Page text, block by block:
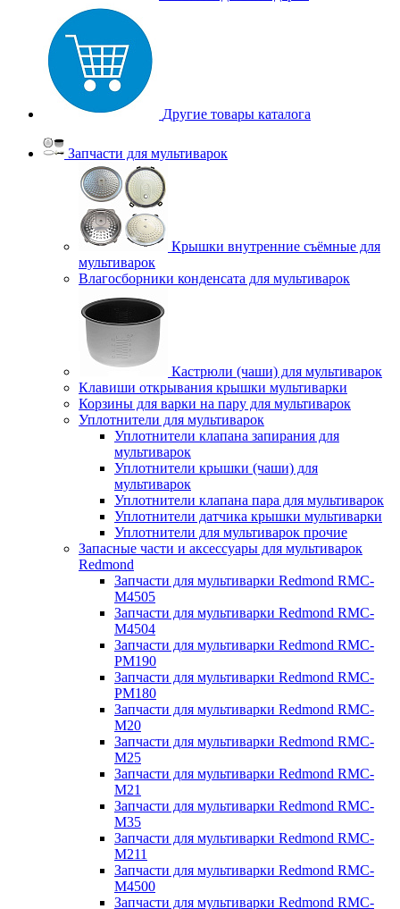
Другие товары каталога
Запчасти для мультиварок
Крышки внутренние съёмные для
мультиварок
Влагосборники конденсата для мультиварок
Кастрюли (чаши) для мультиварок
Клавиши открывания крышки мультиварки
Корзины для варки на пару для мультиварок
Уплотнители для мультиварок
Уплотнители клапана запирания для
мультиварок
Уплотнители крышки (чаши) для
мультиварок
Уплотнители клапана пара для мультиварок
Уплотнители датчика крышки мультиварки
Уплотнители для мультиварок прочие
Запасные части и аксессуары для мультиварок
Redmond
Запчасти для мультиварки Redmond RMC-
M4505
Запчасти для мультиварки Redmond RMC-
M4504
Запчасти для мультиварки Redmond RMC-
PM190
Запчасти для мультиварки Redmond RMC-
PM180
Запчасти для мультиварки Redmond RMC-
M20
Запчасти для мультиварки Redmond RMC-
M25
Запчасти для мультиварки Redmond RMC-
M21
Запчасти для мультиварки Redmond RMC-
M35
Запчасти для мультиварки Redmond RMC-
M211
Запчасти для мультиварки Redmond RMC-
M4500
Запчасти для мультиварки Redmond RMC-